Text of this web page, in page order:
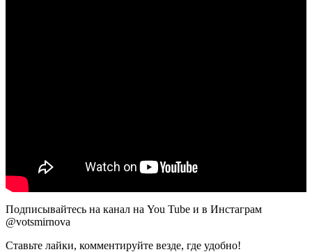
Подписывайтесь на канал на You Tube и в Инстаграм
@votsmirnova
Ставьте лайки, комментируйте везде, где удобно!